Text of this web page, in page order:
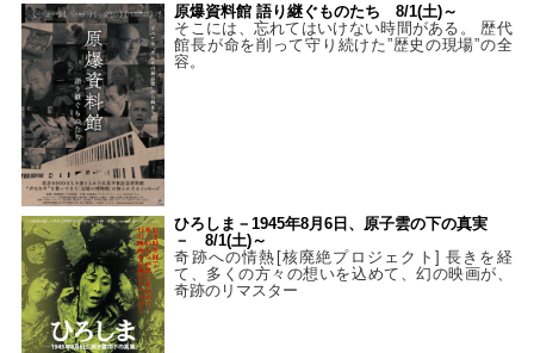
原爆資料館 語り継ぐものたち 8/1(土)～
そこには、忘れてはいけない時間がある。 歴代
館長が命を削って守り続けた”歴史の現場”の全
容。
ひろしま－1945年8月6日、原子雲の下の真実
－ 8/1(土)～
奇跡への情熱[核廃絶プロジェクト] 長きを経
て、多くの方々の想いを込めて、幻の映画が、
奇跡のリマスター